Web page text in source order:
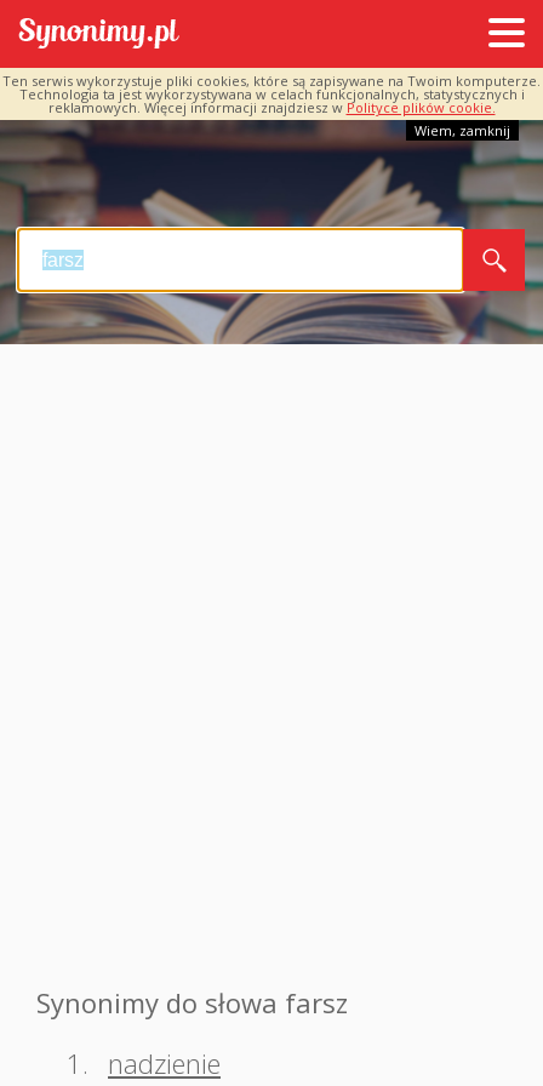
Ten serwis wykorzystuje pliki cookies, które są zapisywane na Twoim komputerze.
Technologia ta jest wykorzystywana w celach funkcjonalnych, statystycznych i
reklamowych. Więcej informacji znajdziesz w Polityce plików cookie.
Wiem, zamknij
Synonimy do słowa farsz
1.
nadzienie